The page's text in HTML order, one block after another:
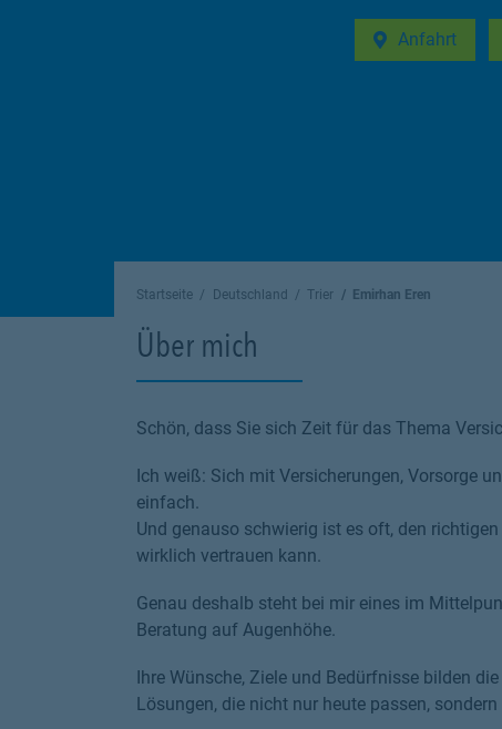
Anfahrt
Link Opens in
Startseite Deutschland Trier Emirhan Eren
Über mich
Schön, dass Sie sich Zeit für das Thema
Ich weiß: Sich mit Versicherungen, Vorsorge
einfach.
Und genauso schwierig ist es oft, den
wirklich vertrauen kann.
Genau deshalb steht bei mir eines im
Beratung auf Augenhöhe.
Ihre Wünsche, Ziele und Bedürfnisse bilden
Lösungen, die nicht nur heute passen,